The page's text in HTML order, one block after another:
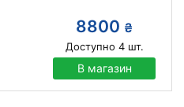
8800 ₴
Доступно 4шт.
В магазин